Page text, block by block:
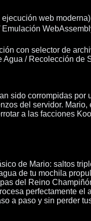
web moderna)
con selector de
Agua / Recolección de
sido corrompidas
del servidor.
a las facciones
de Mario: saltos
de tu mochila
del Reino
perfectamente
a paso y sin perder